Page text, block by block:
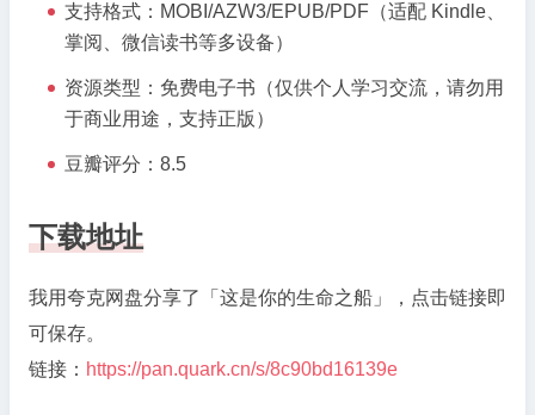
成
支持格式：MOBI/AZW3/EPUB/PDF（适配 Kindle、
掌阅、微信读书等多设备）
资源类型：免费电子书（仅供个人学习交流，请勿用
于商业用途，支持正版）
豆瓣评分：8.5
下载地址
我用夸克网盘分享了「这是你的生命之船」，点击链接即
可保存。
链接： https://pan.quark.cn/s/8c90bd16139e